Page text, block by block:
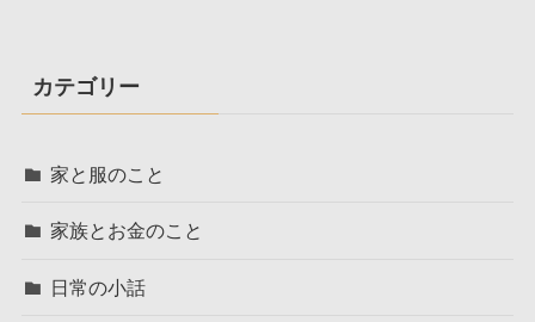
カテゴリー
家と服のこと
家族とお金のこと
日常の小話